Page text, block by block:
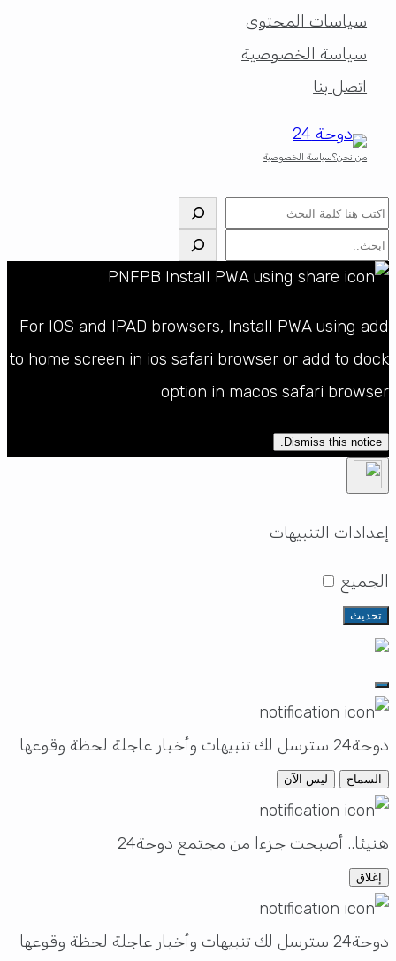
سياسات المحتوى
سياسة الخصوصية
اتصل بنا
من نحن؟سياسة الخصوصية
البحث
البحث
For IOS and IPAD browsers, Install PWA using add
to home screen in ios safari browser or add to dock
option in macos safari browser
Dismiss this notice.
إعدادات التنبيهات
الجميع
تحديث
دوحة24 سترسل لك تنبيهات وأخبار عاجلة لحظة وقوعها
السماح ليس الآن
هنيئا.. أصبحت جزءا من مجتمع دوحة24
إغلاق
دوحة24 سترسل لك تنبيهات وأخبار عاجلة لحظة وقوعها